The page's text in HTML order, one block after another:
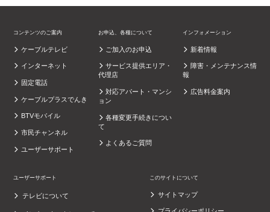
コンテンツのご案内
ケーブルテレビ
インターネット
固定電話
ケーブルプラスでんき
BTVモバイル
市民チャンネル
ユーザーサポート
お申込、各種について
ご加入のお申込
サービス提供エリア・
代理店
対応アパート・マンシ
ョン
各種変更手続きについ
て
よくあるご質問
インフォメーション
新着情報
障害・メンテナンス情
報
広告料金案内
ユーザーサポート
テレビについて
このサイトについて
サイトマップ